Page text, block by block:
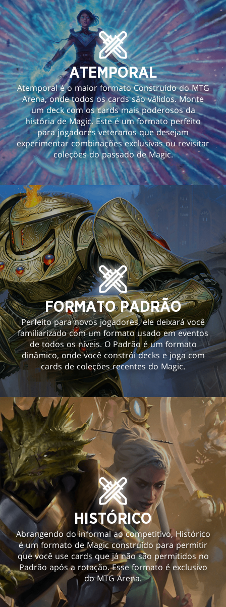
ATEMPORAL
Atemporal é o maior formato Construído do MTG
Arena, onde todos os cards são válidos. Monte
um deck com os cards mais poderosos da
história de Magic. Este é um formato perfeito
para jogadores veteranos que desejam
experimentar combinações exclusivas ou revisitar
coleções do passado de Magic.
FORMATO PADRÃO
Perfeito para novos jogadores, ele deixará você
familiarizado com um formato usado em eventos
de todos os níveis. O Padrão é um formato
dinâmico, onde você constrói decks e joga com
cards de coleções recentes do Magic.
HISTÓRICO
Abrangendo do informal ao competitivo, Histórico
é um formato de Magic construído para permitir
que você use cards que já não são permitidos no
Padrão após a rotação. Esse formato é exclusivo
do MTG Arena.